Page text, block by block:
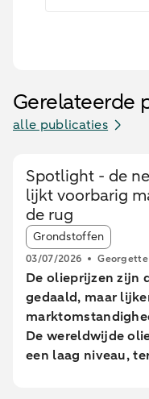
Gerelateerde
alle publicaties
Spotlight - de
lijkt voorbarig
de rug
Article tags:
Grondstoffen
03/07/2026
De olieprijzen zijn
gedaald, maar
De wereldwijde
een laag niveau,